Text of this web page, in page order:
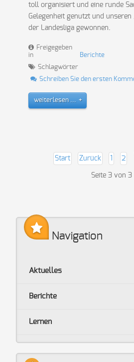
toll organisiert und eine runde
Gelegenheit genutzt und unseren
der Landesliga gewonnen.
Freigegeben
in
Berichte
Schlagwörter
Schreiben Sie den ersten
weiterlesen ...
Start Zurück 2
Seite 3 von 3
Navigation
Aktuelles
Berichte
Lernen